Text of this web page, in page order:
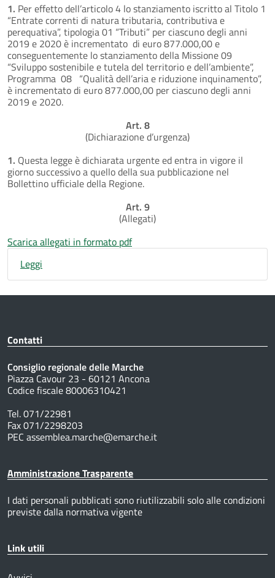
1. Per effetto dell’articolo 4 lo stanziamento iscritto al Titolo 1
“Entrate correnti di natura tributaria, contributiva e
perequativa”, tipologia 01 “Tributi” per ciascuno degli anni
2019 e 2020 è incrementato di euro 877.000,00 e
conseguentemente lo stanziamento della Missione 09
“Sviluppo sostenibile e tutela del territorio e dell’ambiente”,
Programma 08 “Qualità dell’aria e riduzione inquinamento”,
è incrementato di euro 877.000,00 per ciascuno degli anni
2019 e 2020.
Art. 8
(Dichiarazione d’urgenza)
1. Questa legge è dichiarata urgente ed entra in vigore il
giorno successivo a quello della sua pubblicazione nel
Bollettino ufficiale della Regione.
Art. 9
(Allegati)
Scarica allegati in formato pdf
Leggi
Contatti
Consiglio regionale delle Marche
Piazza Cavour 23 - 60121 Ancona
Codice fiscale 80006310421
Tel. 071/22981
Fax 071/2298203
PEC assemblea.marche@emarche.it
Amministrazione Trasparente
I dati personali pubblicati sono riutilizzabili solo alle condizioni
previste dalla normativa vigente
Link utili